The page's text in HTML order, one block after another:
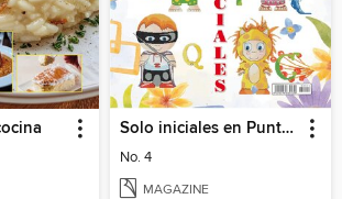
Solo iniciales en Punto de Cruz
No. 4
MAGAZINE